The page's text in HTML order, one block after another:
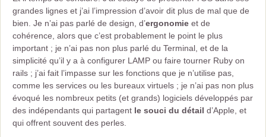
grandes lignes et j’ai l’impression d’avoir dit plus de mal que de
bien. Je n’ai pas parlé de design, d’ergonomie et de
cohérence, alors que c’est probablement le point le plus
important ; je n’ai pas non plus parlé du Terminal, et de la
simplicité qu’il y a à configurer LAMP ou faire tourner Ruby on
rails ; j’ai fait l’impasse sur les fonctions que je n’utilise pas,
comme les services ou les bureaux virtuels ; je n’ai pas non plus
évoqué les nombreux petits (et grands) logiciels développés par
des indépendants qui partagent le souci du détail d’Apple, et
qui offrent souvent des perles.